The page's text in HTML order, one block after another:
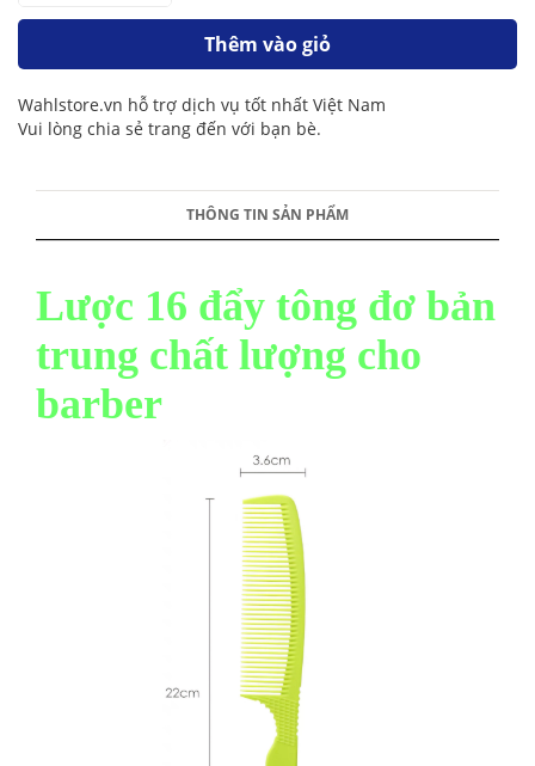
Thêm vào giỏ
Wahlstore.vn hỗ trợ dịch vụ tốt nhất Việt Nam
Vui lòng chia sẻ trang đến với bạn bè.
THÔNG TIN SẢN PHẨM
Lược 16 đẩy tông đơ bản
trung chất lượng cho
barber